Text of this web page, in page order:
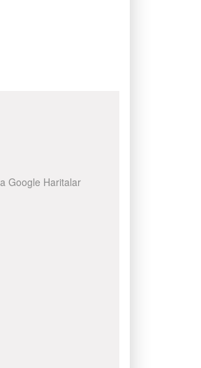
Google Haritalar